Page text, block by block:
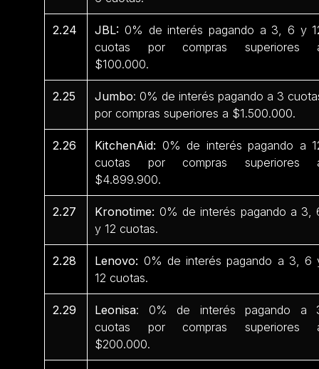
2.24 JBL: 0% de interés pagando a 3, 6 y
cuotas por compras superiores
$100.000.
2.25 Jumbo: 0% de interés pagando a 3
por compras superiores a $1.500.000.
2.26 KitchenAid: 0% de interés pagando a
cuotas por compras superiores
$4.899.900.
2.27 Kronotime: 0% de interés pagando a 3,
y 12 cuotas.
2.28 Lenovo: 0% de interés pagando a 3, 6
12 cuotas.
2.29 Leonisa: 0% de interés pagando a
cuotas por compras superiores
$200.000.